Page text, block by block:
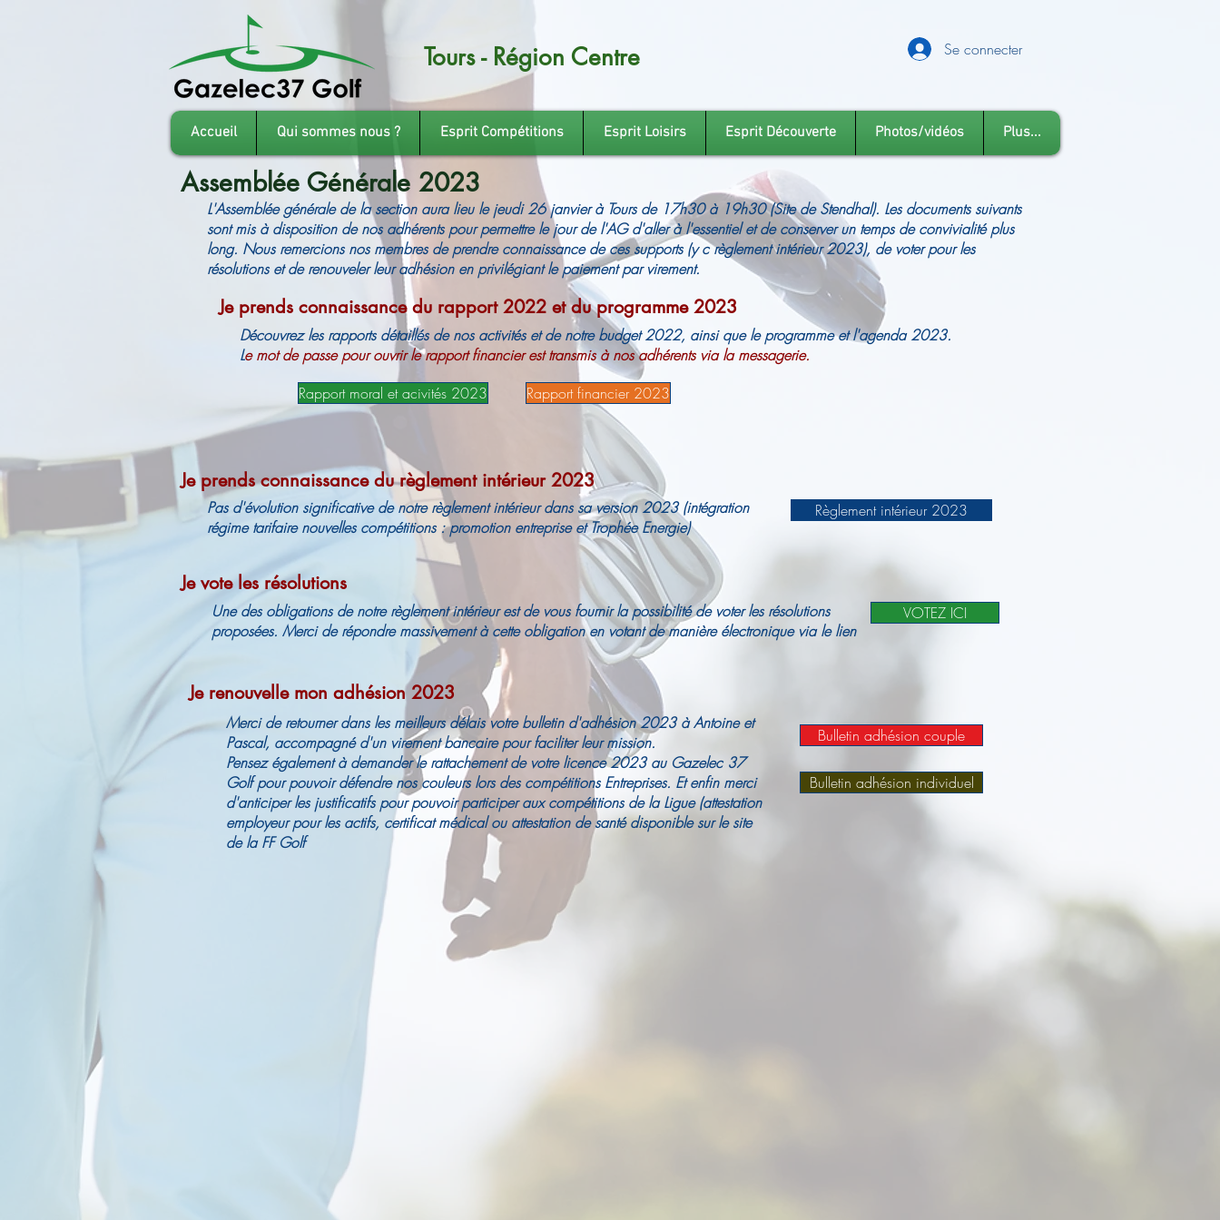
Tours - Région Centre Se connecter
Accueil Qui sommes nous ? Esprit Compétitions Esprit Loisirs Esprit Découverte Photos/vidéos Plus...
Assemblée Générale 2023
L'Assemblée générale de la section aura lieu le jeudi 26 janvier à Tours de 17h30 à 19h30 (Site de Stendhal). Les documents suivants
sont mis à disposition de nos adhérents pour permettre le jour de l'AG d'aller à l'essentiel et de conserver un temps de convivialité plus
long. Nous remercions nos membres de prendre connaissance de ces supports (y c règlement intérieur 2023), de voter pour les
résolutions et de renouveler leur adhésion en privilégiant le paiement par virement.
Je prends connaissance du rapport 2022 et du programme 2023
Découvrez les rapports détaillés de nos activités et de notre budget 2022, ainsi que le programme et l'agenda 2023.
Le mot de passe pour ouvrir le rapport financier est transmis à nos adhérents via la messagerie.
Rapport moral et acivités 2023
Rapport financier 2023
Je prends connaissance du règlement intérieur 2023
Pas d'évolution significative de notre règlement intérieur dans sa version 2023 (intégration
régime tarifaire nouvelles compétitions : promotion entreprise et Trophée Energie)
Règlement intérieur 2023
Je vote les résolutions
Une des obligations de notre règlement intérieur est de vous fournir la possibilité de voter les résolutions
proposées. Merci de répondre massivement à cette obligation en votant de manière électronique via le lien
VOTEZ ICI
Je renouvelle mon adhésion 2023
Merci de retourner dans les meilleurs délais votre bulletin d'adhésion 2023 à Antoine et
Pascal, accompagné d'un virement bancaire pour faciliter leur mission.
Pensez également à demander le rattachement de votre licence 2023 au Gazelec 37
Golf pour pouvoir défendre nos couleurs lors des compétitions Entreprises. Et enfin merci
d'anticiper les justificatifs pour pouvoir participer aux compétitions de la Ligue (attestation
employeur pour les actifs, certificat médical ou attestation de santé disponible sur le site
de la FF Golf
Bulletin adhésion couple
Bulletin adhésion individuel